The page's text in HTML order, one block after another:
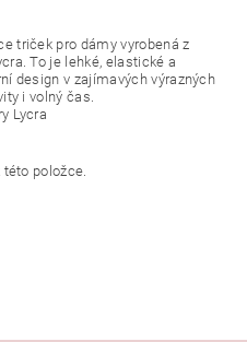
triček pro dámy vyrobená z
To je lehké, elastické a
design v zajímavých výrazných
i volný čas.
Lycra
této položce.